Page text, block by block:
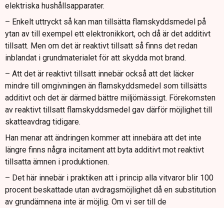
elektriska hushållsapparater.
– Enkelt uttryckt så kan man tillsätta flamskyddsmedel på
ytan av till exempel ett elektronikkort, och då är det additivt
tillsatt. Men om det är reaktivt tillsatt så finns det redan
inblandat i grundmaterialet för att skydda mot brand.
– Att det är reaktivt tillsatt innebär också att det läcker
mindre till omgivningen än flamskyddsmedel som tillsätts
additivt och det är därmed bättre miljömässigt. Förekomsten
av reaktivt tillsatt flamskyddsmedel gav därför möjlighet till
skatteavdrag tidigare.
Han menar att ändringen kommer att innebära att det inte
längre finns några incitament att byta additivt mot reaktivt
tillsatta ämnen i produktionen.
– Det här innebär i praktiken att i princip alla vitvaror blir 100
procent beskattade utan avdragsmöjlighet då en substitution
av grundämnena inte är möjlig. Om vi ser till de